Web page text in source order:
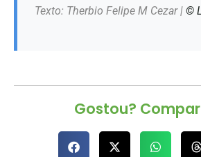
Texto: Therbio Felipe M Cezar | ©
Gostou?